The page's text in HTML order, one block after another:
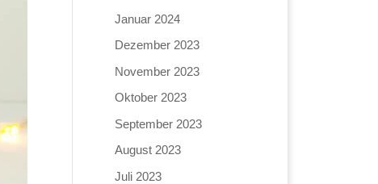
Januar 2024
Dezember 2023
November 2023
Oktober 2023
September 2023
August 2023
Juli 2023